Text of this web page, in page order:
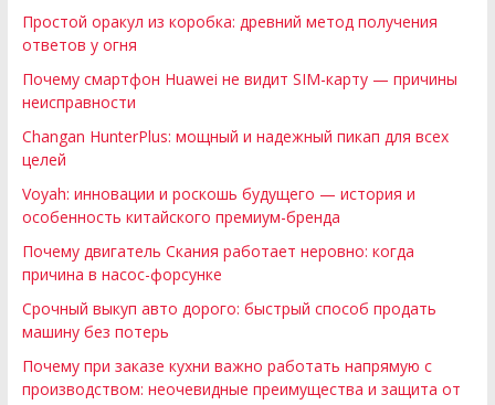
Простой оракул из коробка: древний метод получения
ответов у огня
Почему смартфон Huawei не видит SIM-карту — причины
неисправности
Changan HunterPlus: мощный и надежный пикап для всех
целей
Voyah: инновации и роскошь будущего — история и
особенность китайского премиум-бренда
Почему двигатель Скания работает неровно: когда
причина в насос-форсунке
Срочный выкуп авто дорого: быстрый способ продать
машину без потерь
Почему при заказе кухни важно работать напрямую с
производством: неочевидные преимущества и защита от